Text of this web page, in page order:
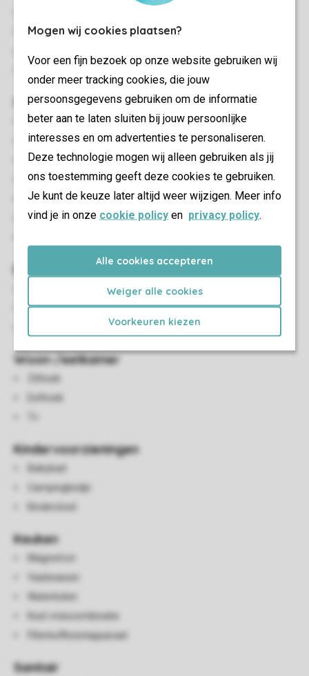
Mogen wij cookies plaatsen?
Voor een fijn bezoek op onze website gebruiken wij
onder meer tracking cookies, die jouw
persoonsgegevens gebruiken om de informatie
beter aan te laten sluiten bij jouw persoonlijke
interesses en om advertenties te personaliseren.
Deze technologie mogen wij alleen gebruiken als jij
ons toestemming geeft deze cookies te gebruiken.
Je kunt de keuze later altijd weer wijzigen. Meer info
vind je in onze cookie policy en privacy policy.
Alle cookies accepteren
Weiger alle cookies
Voorkeuren kiezen
Geschikt voor 6 personen
Slaapkamer(s)
Aantal slaapkamers: 3
Slaapkamers beneden: 3
Slaapkamer beneden
Aantal stapelbedden: 1
Aantal tweepersoonsbedden: 1
Eénpersoonsbedden: 2
Buiten
Overdekt terras
Woon-/eetkamer
Zithoek
Eethoek
Kindervoorzieningen
Babybad
Campingbedje
Kinderstoel
Keuken
Magnetron
Vaatwasser
Waterkoker
Koel-vriescombinatie
Filterkoffiezetapparaat
Sanitair